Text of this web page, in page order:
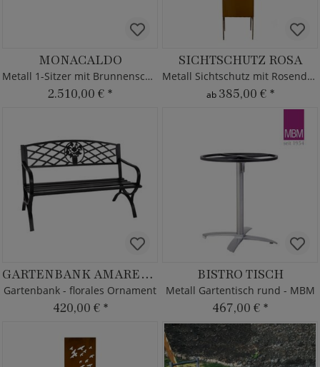
MONACALDO
Metall 1-Sitzer mit Brunnenschale
2.510,00 € *
SICHTSCHUTZ ROSA
Metall Sichtschutz mit Rosendekor
ab 385,00 € *
GARTENBANK AMAREILL
Gartenbank - florales Ornament
420,00 € *
BISTRO TISCH
Metall Gartentisch rund - MBM
467,00 € *